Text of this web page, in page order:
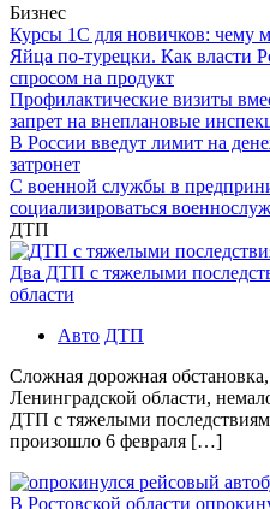
Бизнес
Курсы 1С для новичков: чему
Яйца по-турецки. Как власти
спросом на продукт
Профилактические визиты
запрет на внеплановые
В России введут лимит на
затронет
С военной службы в
социализироваться
ДТП
Два ДТП с тяжелыми
области
Авто ДТП
Сложная дорожная
Ленинградской области,
ДТП с тяжелыми
произошло 6 февраля […]
В Ростовской области